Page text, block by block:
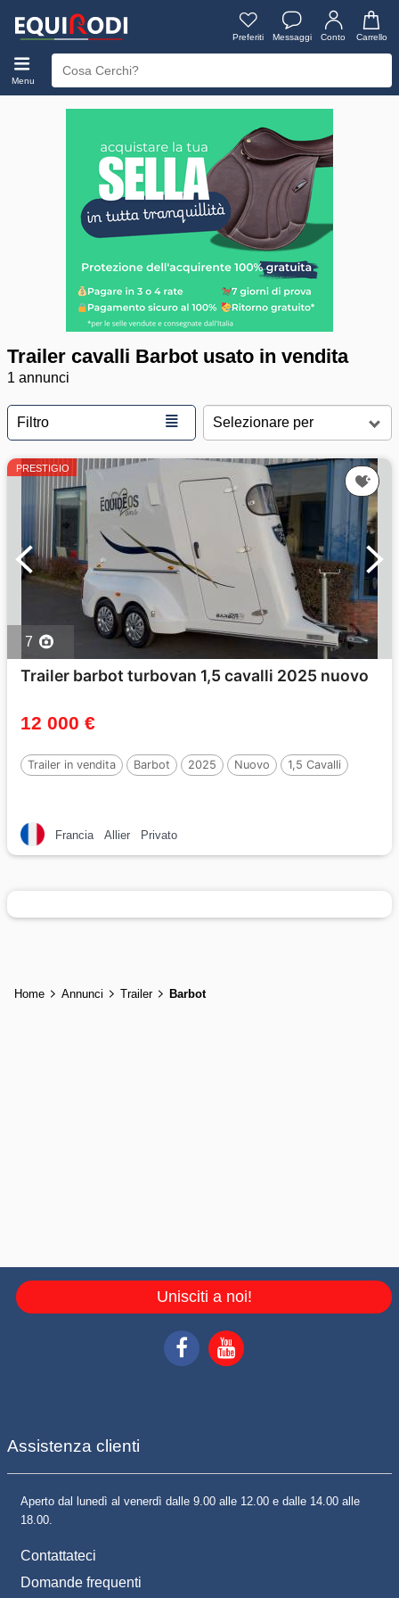
Preferiti Messaggi Conto Carrello
Menu
Trailer cavalli Barbot usato in vendita
1 annunci
Filtro ≣
PRESTIGIO
7
Trailer barbot turbovan 1,5 cavalli 2025 nuovo
12 000 €
Trailer in vendita Barbot 2025 Nuovo 1,5 Cavalli
Francia Allier Privato
Home Annunci Trailer Barbot
Unisciti a noi!
Assistenza clienti
Aperto dal lunedì al venerdì dalle 9.00 alle 12.00 e dalle 14.00 alle
18.00.
Contattateci
Domande frequenti